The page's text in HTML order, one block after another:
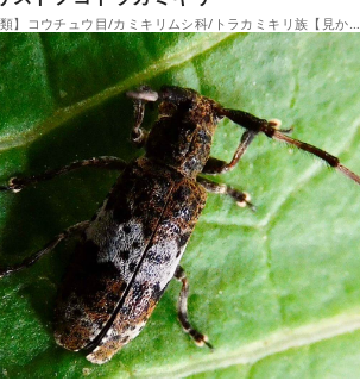
類】コウチュウ目/カミキリムシ科/トラカミキリ族【見か…